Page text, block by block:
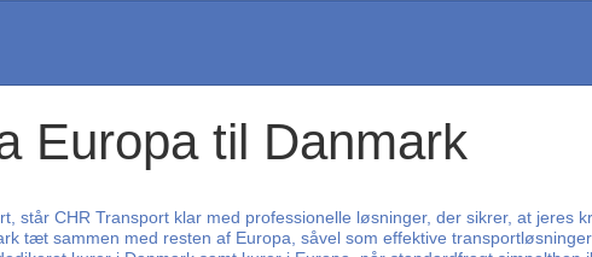
Europa til Danmark
står CHR Transport klar med professionelle løsninger, der sikrer, at jeres
tæt sammen med resten af Europa, såvel som effektive